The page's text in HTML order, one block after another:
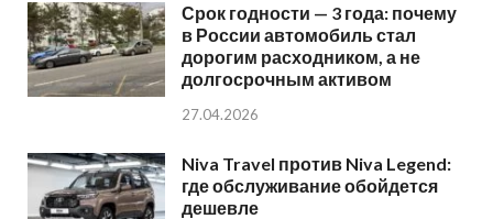
Срок годности — 3 года: почему
в России автомобиль стал
дорогим расходником, а не
долгосрочным активом
27.04.2026
Niva Travel против Niva Legend:
где обслуживание обойдется
дешевле